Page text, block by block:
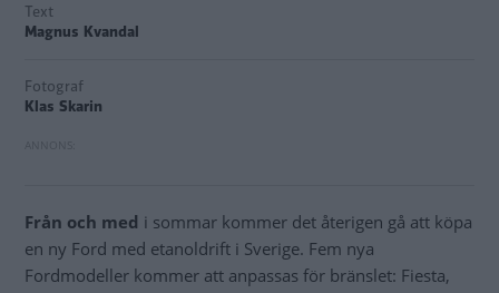
Text
Magnus Kvandal
Fotograf
Klas Skarin
Från och med i sommar kommer det återigen gå att köpa
en ny Ford med etanoldrift i Sverige. Fem nya
Fordmodeller kommer att anpassas för bränslet: Fiesta,